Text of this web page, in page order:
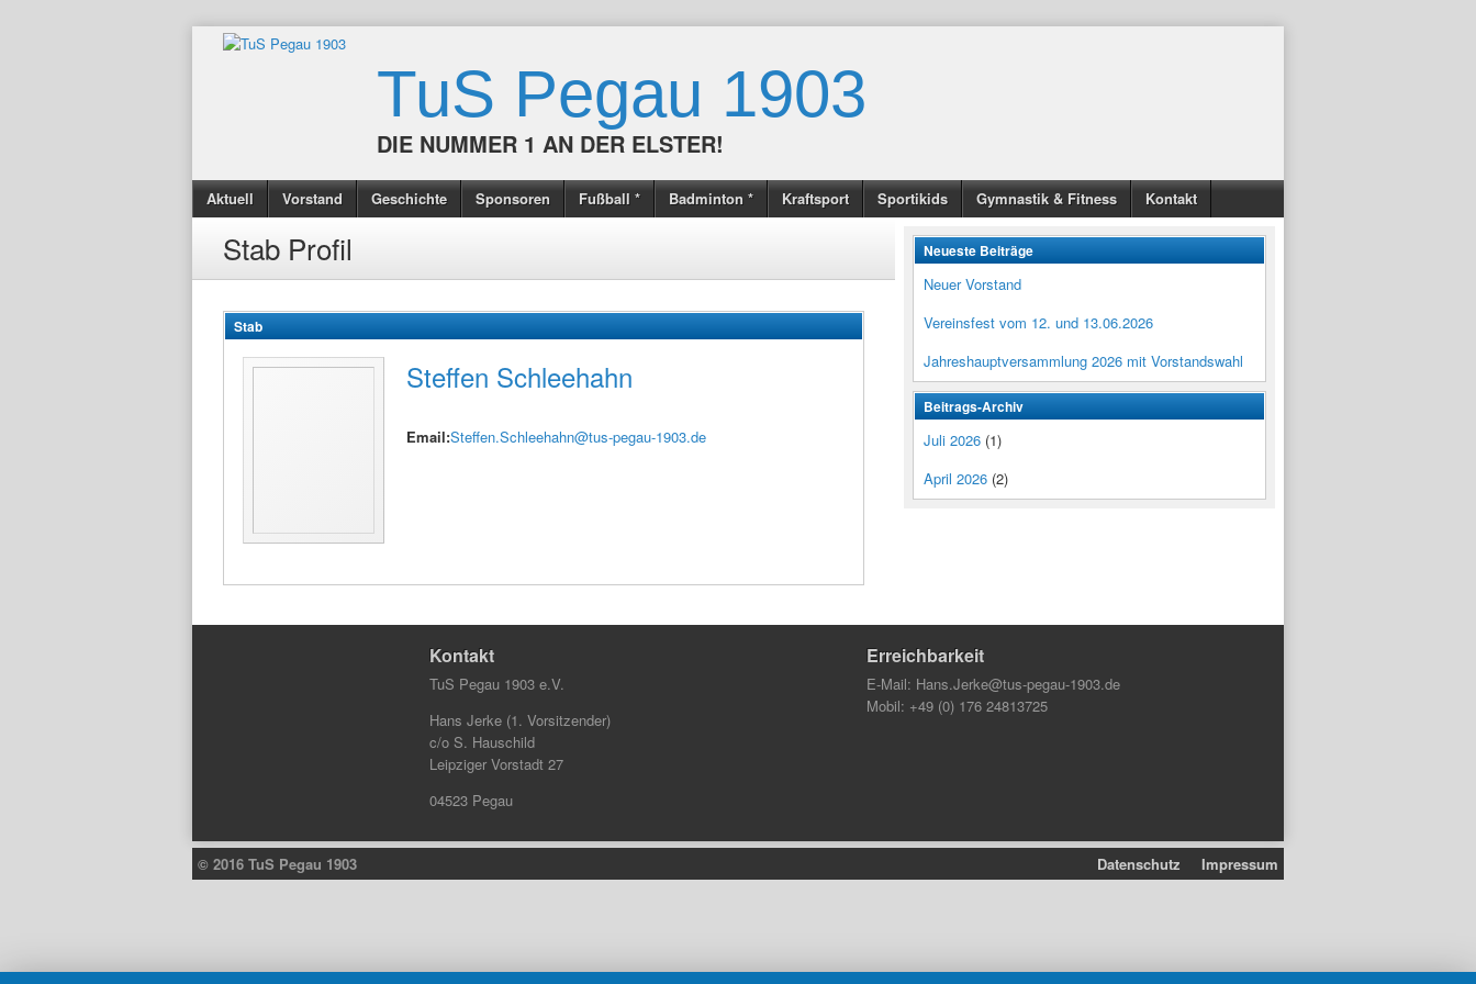
TuS Pegau 1903
DIE NUMMER 1 AN DER ELSTER!
Aktuell Vorstand Geschichte Sponsoren Fußball * Badminton * Kraftsport Sportikids Gymnastik & Fitness Kontakt
Stab Profil
Stab
Steffen Schleehahn
Email:Steffen.Schleehahn@tus-pegau-1903.de
Neueste Beiträge
Neuer Vorstand
Vereinsfest vom 12. und 13.06.2026
Jahreshauptversammlung 2026 mit Vorstandswahl
Beitrags-Archiv
Juli 2026 (1)
April 2026 (2)
Kontakt
TuS Pegau 1903 e.V.
Hans Jerke (1. Vorsitzender)
c/o S. Hauschild
Leipziger Vorstadt 27
04523 Pegau
Erreichbarkeit
E-Mail: Hans.Jerke@tus-pegau-1903.de
Mobil: +49 (0) 176 24813725
© 2016 TuS Pegau 1903 Datenschutz Impressum